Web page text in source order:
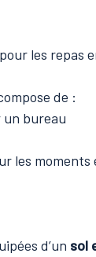
les repas
de :
bureau
les
d’un sol